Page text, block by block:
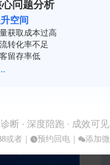
问题分析
空间
率不足
活跃度低
系数差
断 · 深度陪跑 · 成效可见
或者｜ 预约回电｜ 添加